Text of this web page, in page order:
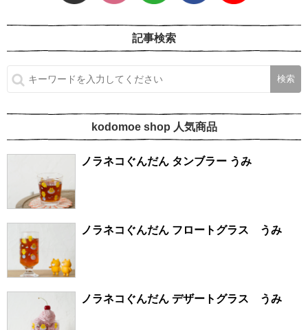
記事検索
kodomoe shop 人気商品
ノラネコぐんだん タンブラー うみ
ノラネコぐんだん フロートグラス うみ
ノラネコぐんだん デザートグラス うみ